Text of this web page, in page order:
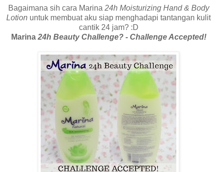
Bagaimana sih cara Marina 24h Moisturizing Hand & Body
Lotion untuk membuat aku siap menghadapi tantangan kulit
cantik 24 jam? :D
Marina 24h Beauty Challenge? - Challenge Accepted!